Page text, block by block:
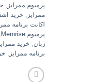
پرمیوم ممرایز ,
ممرایز , خرید
اکانت برنامه
پرمیوم Memrise
,
زبان, خرید
برنامه ممرایز ,